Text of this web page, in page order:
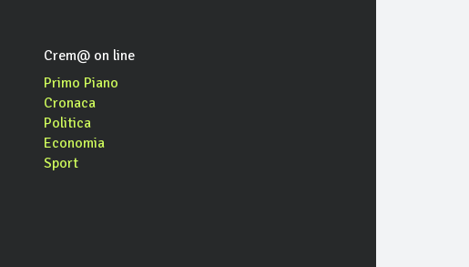
Crem@ on line
Primo Piano
Cronaca
Politica
Economia
Sport